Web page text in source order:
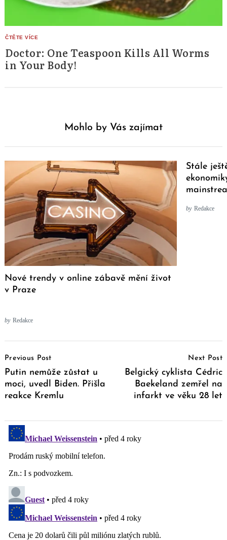
Doctor: One Teaspoon Kills All Worms
in Your Body!
Mohlo by Vás zajímat
Nové trendy v online zábavě mění život
v Praze
by Redakce
Stále
by Redakce
Navigation
Previous Post
Putin nemůže zůstat u
moci, uvedl Biden. Přišla
reakce Kremlu
Next Post
Belgický cyklista Cédric
Baekeland zemřel na
infarkt ve věku 28 let